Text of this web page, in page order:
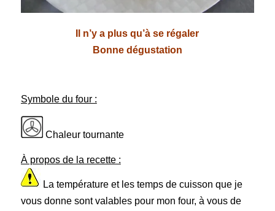
Il n’y a plus qu’à se régaler
Bonne dégustation
Symbole du four :
Chaleur tournante
À propos de la recette :
La température et les temps de cuisson que je
vous donne sont valables pour mon four, à vous de